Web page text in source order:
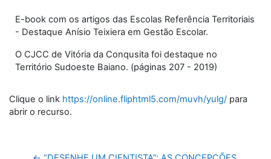
E-book com os artigos das Escolas Referência Territoriais
- Destaque Anísio Teixiera em Gestão Escolar.
O CJCC de Vitória da Conqusita foi destaque no
Território Sudoeste Baiano. (páginas 207 - 2019)
Clique o link https://online.fliphtml5.com/muvh/yulg/ para
abrir o recurso.